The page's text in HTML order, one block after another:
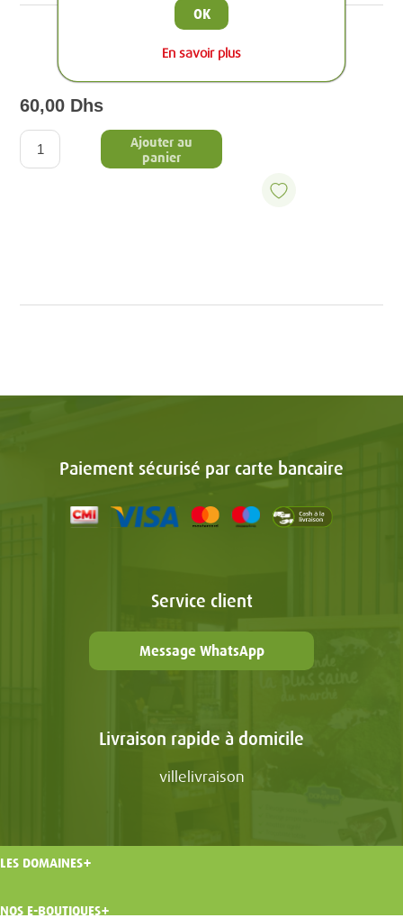
Au goût fruité extra doux.
60,00 Dhs
Ajouter au
panier
Paiement sécurisé par carte bancaire
Service client
Message WhatsApp
Livraison rapide à domicile
villelivraison
LES DOMAINES
NOS E-BOUTIQUES
OK
En savoir plus